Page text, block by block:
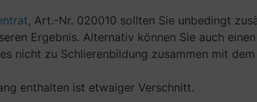
, Art.-Nr. 020010 sollten Sie unbedingt
Ergebnis. Alternativ können Sie auch
nicht zu Schlierenbildung zusammen mit
enthalten ist etwaiger Verschnitt.